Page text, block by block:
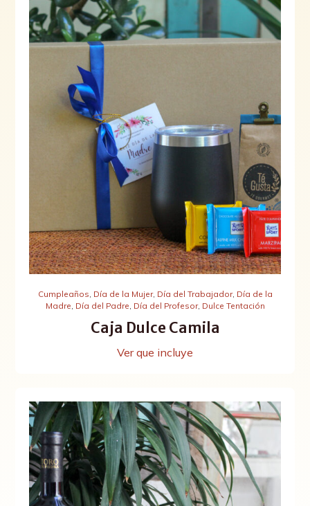
Cumpleaños Día de la Mujer, Día del Trabajador, Día de la
Madre Día del Padre Día del Profesor, Dulce Tentación
Caja Dulce Camila
Ver que incluye